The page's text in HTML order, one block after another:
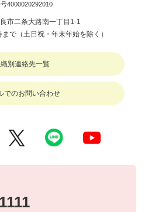
4000020292010
市二条大路南一丁目1-1
で（土日祝・年末年始を除く）
別連絡先一覧
でのお問い合わせ